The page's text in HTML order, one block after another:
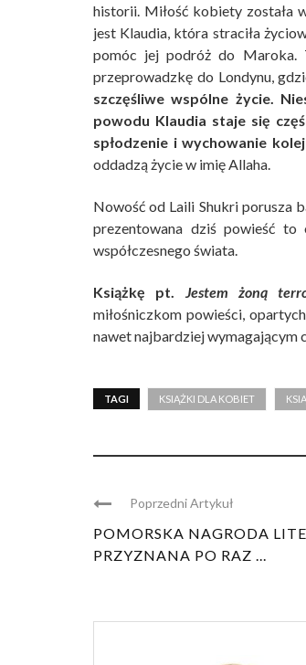
historii. Miłość kobiety została
jest Klaudia, która straciła
pomóc jej podróż do Maroka.
przeprowadzkę do Londynu,
szczęśliwe wspólne życie.
powodu Klaudia staje się
spłodzenie i wychowanie
oddadzą życie w imię Allaha.
Nowość od Laili Shukri porusza
prezentowana dziś powieść
współczesnego świata.
Książkę pt. Jestem żoną
miłośniczkom powieści,
nawet najbardziej wymagającym
TAGI KSIĄŻKI DLA KOBIET
Poprzedni Artykuł
POMORSKA NAGRODA
PRZYZNANA PO RAZ ...